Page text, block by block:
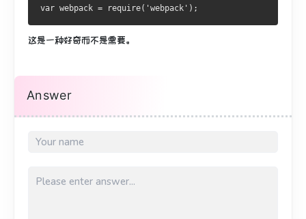
var webpack = require( 'webpack' );
这是一种好奇而不是需要。
Answer